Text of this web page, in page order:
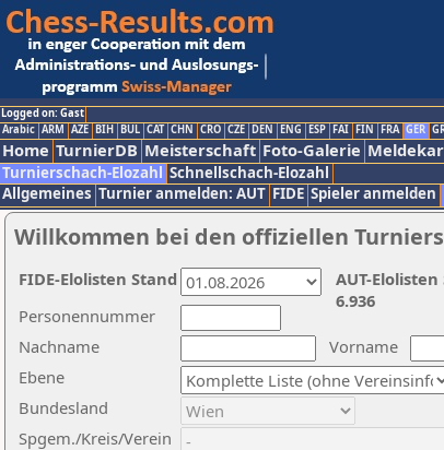
Logged on: Gast
Arabic ARM AZE BIH BUL CAT CHN CRO CZE DEN ENG ESP FAI FIN FRA GER
Home TurnierDB Meisterschaft Foto-Galerie
Turnierschach-Elozahl Schnellschach-Elozahl
Allgemeines Turnier anmelden: AUT FIDE Spieler anmelden
Willkommen bei den offiziellen
Nachname
Vorname
Ebene
Personennummer
Bundesland
Spgem./Kreis/Verein
AUT-
6.936
FIDE-Elolisten Stand